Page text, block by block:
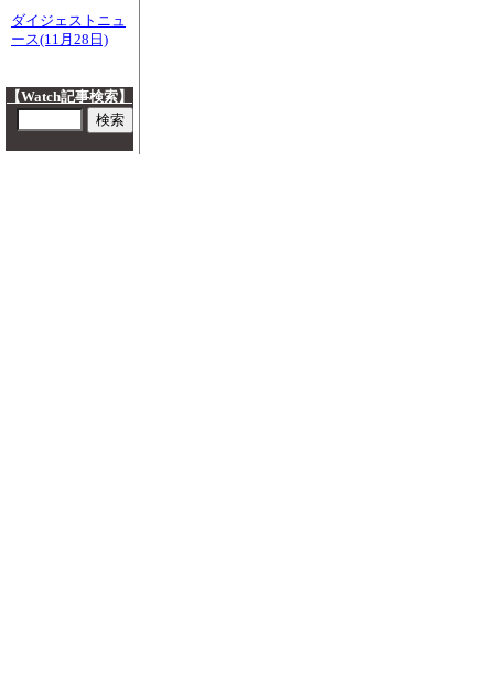
ダイジェストニュ
ース(11月28日)
【Watch記事検索】